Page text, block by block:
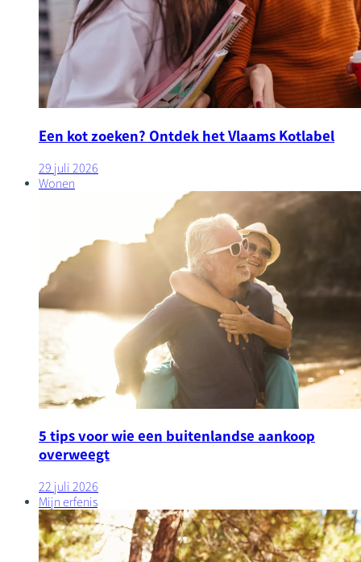
Een kot zoeken? Ontdek het Vlaams Kotlabel
29 juli 2026
Wonen
5 tips voor wie een buitenlandse aankoop
overweegt
22 juli 2026
Mijn erfenis